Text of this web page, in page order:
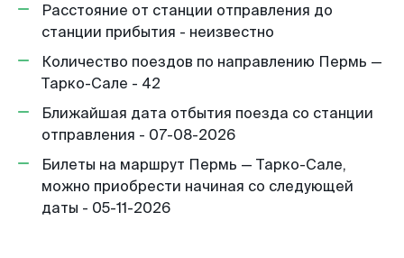
Расстояние от станции отправления до
станции прибытия - неизвестно
Количество поездов по направлению Пермь —
Тарко-Сале - 42
Ближайшая дата отбытия поезда со станции
отправления - 07-08-2026
Билеты на маршрут Пермь — Тарко-Сале,
можно приобрести начиная со следующей
даты - 05-11-2026